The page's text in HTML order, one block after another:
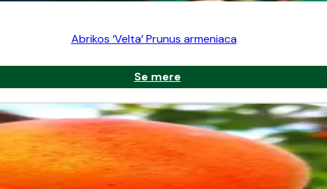
Abrikos ‘Velta’ Prunus armeniaca
Se mere